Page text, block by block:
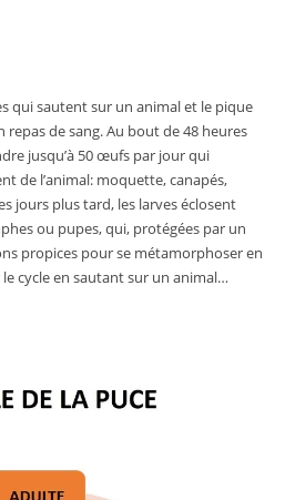
qui sautent sur un animal et le pique
de sang. Au bout de 48 heures
jusqu’à 50 œufs par jour qui
de l’animal: moquette, canapés,
jours plus tard, les larves éclosent
ou pupes, qui, protégées par un
propices pour se métamorphoser en
cycle en sautant sur un animal…